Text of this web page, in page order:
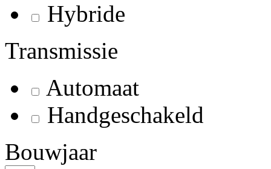
Hybride
Transmissie
Automaat
Handgeschakeld
Bouwjaar